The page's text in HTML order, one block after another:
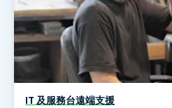
IT 及服務台遠端支援